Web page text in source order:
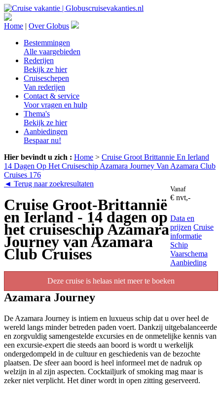
Home | Over Globus
Bestemmingen
Alle vaargebieden
Rederijen
Bekijk ze hier
Cruiseschepen
Van rederijen
Contact & service
Voor vragen en hulp
Thema's
Bekijk ze hier
Aanbiedingen
Bespaar nu!
Hier bevindt u zich : Home > Cruise Groot Brittannie En Ierland
14 Dagen Op Het Cruiseschip Azamara Journey Van Azamara Club
Cruises 176
◄ Terug naar zoekresultaten
Cruise Groot-Brittannië
en Ierland - 14 dagen op
het cruiseschip Azamara
Journey van Azamara
Club Cruises
Vanaf
€ nvt,-
Data en
prijzen Cruise
informatie
Schip
Vaarschema
Aanbieding
Deze cruise is helaas niet meer te boeken
Azamara Journey
De Azamara Journey is intiem en luxueus schip dat u over heel de
wereld langs minder betreden paden voert. Dankzij uitgebalanceerde
en zorgvuldig samengestelde excursies en de onmetelijke kennis van
een excursie-expert die steeds aan boord is wordt u werkelijk
ondergedompeld in de cultuur en geschiedenis van de bezochte
plaatsen. De sfeer aan boord is heel informeel met de nadruk op
welzijn in al zijn aspecten. Cocktailjurk of smoking mag maar is
zeker niet verplicht. Het diner wordt in open zitting geserveerd.